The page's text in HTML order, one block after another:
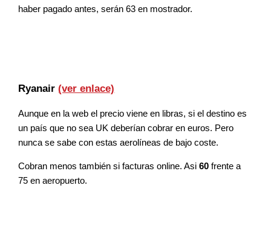
haber pagado antes, serán 63 en mostrador.
Ryanair(ver enlace)
Aunque en la web el precio viene en libras, si el destino es
un país que no sea UK deberían cobrar en euros. Pero
nunca se sabe con estas aerolíneas de bajo coste.
Cobran menos también si facturas online. Asi60 frente a
75 en aeropuerto.